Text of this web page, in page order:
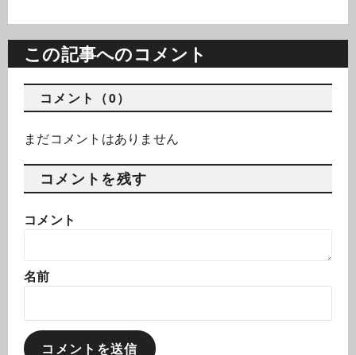
この記事へのコメント
コメント（0）
まだコメントはありません
コメントを残す
コメント
名前